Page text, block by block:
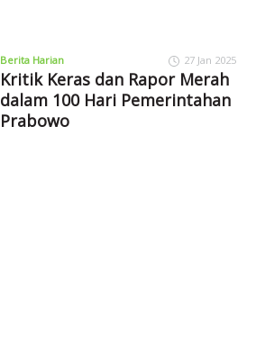
Berita Harian 27 Jan 2025
Kritik Keras dan Rapor Merah
dalam 100 Hari Pemerintahan
Prabowo